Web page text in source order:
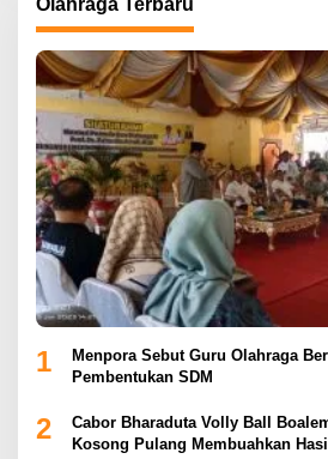
Olahraga Terbaru
1
Menpora Sebut Guru Olahraga
Pembentukan SDM
2
Cabor Bharaduta Volly Ball
Kosong Pulang Membuahkan